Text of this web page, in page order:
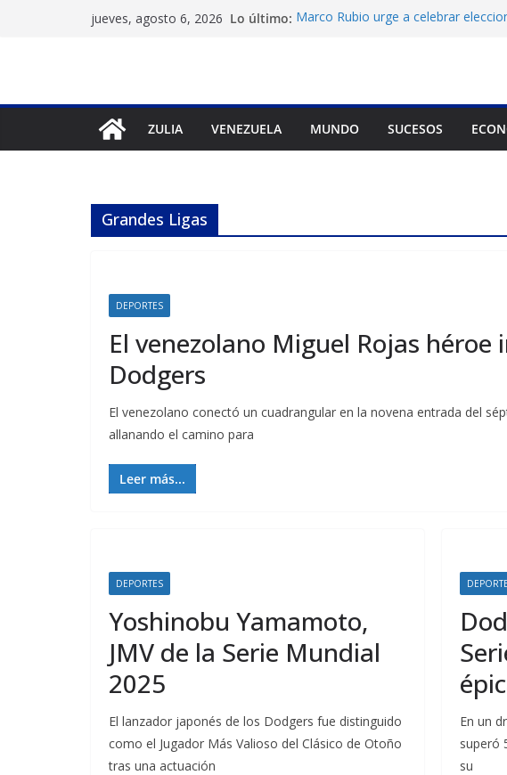
jueves, agosto 6, 2026 Lo último: Marco Rubio urge a celebrar
Hallan el cuerpo del montañista
en Pakistán
ZULIA VENEZUELA MUNDO SUCESOS
Grandes Ligas
DEPORTES
El venezolano Miguel Rojas héroe
Dodgers
El venezolano conectó un cuadrangular en la novena entrada del
allanando el camino para
Leer más...
DEPORTES
Yoshinobu Yamamoto,
JMV de la Serie Mundial
2025
El lanzador japonés de los Dodgers fue distinguido
como el Jugador Más Valioso del Clásico de Otoño
tras una actuación
En un
superó
su